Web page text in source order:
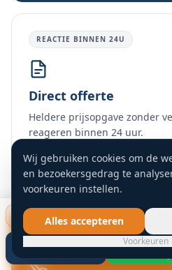
REACTIE BINNEN 24U
Direct offerte
Heldere prijsopgave zonder
reageren binnen 24 uur.
Offerte
DIRECT BEREIKBAAR
Gratis
Wij gebruiken cookies om de
en bezoekersgedrag te
voorkeuren instellen.
Alles accepteren
Voorkeuren